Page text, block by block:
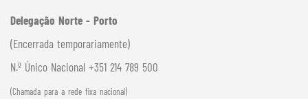
Delegação Norte - Porto
(Encerrada temporariamente)
N.º Único Nacional +351 214 789 500
(Chamada para a rede fixa nacional)